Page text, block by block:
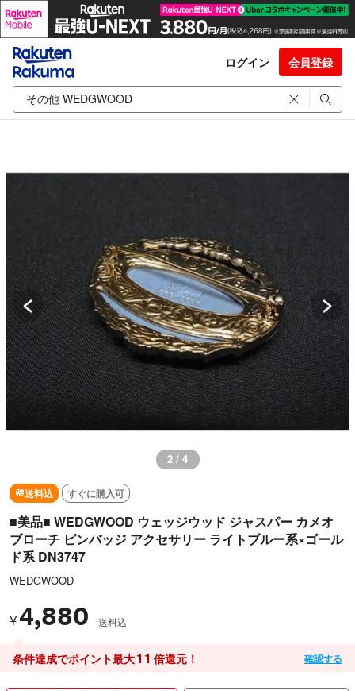
ログイン 会員登録
3 / 4
送料込 すぐに購入可
■美品■ WEDGWOOD ウェッジウッド ジャスパー カメオ
ブローチ ピンバッジ アクセサリー ライトブルー系×ゴール
ド系 DN3747
WEDGWOOD
¥4,880 送料込
条件達成でポイント最大11 倍還元！ 確認する